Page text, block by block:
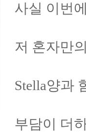
사실 이번
저 혼자만
Stella양과
부담이 더